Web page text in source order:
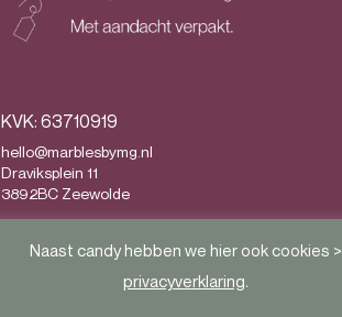
KVK: 63710919
hello@marblesbymg.nl
Draviksplein 11
3892BC Zeewolde
Naast candy hebben we hier ook cookies >
privacyverklaring.